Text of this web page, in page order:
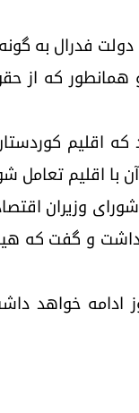
دولت فدرال به
که از
که اقلیم
با اقلیم تعامل
وزیران
و گفت که
خواهد